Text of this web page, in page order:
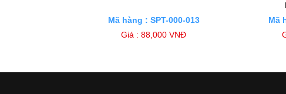
Mã hàng : SPT-000-013
Giá : 88,000 VNĐ
Mã